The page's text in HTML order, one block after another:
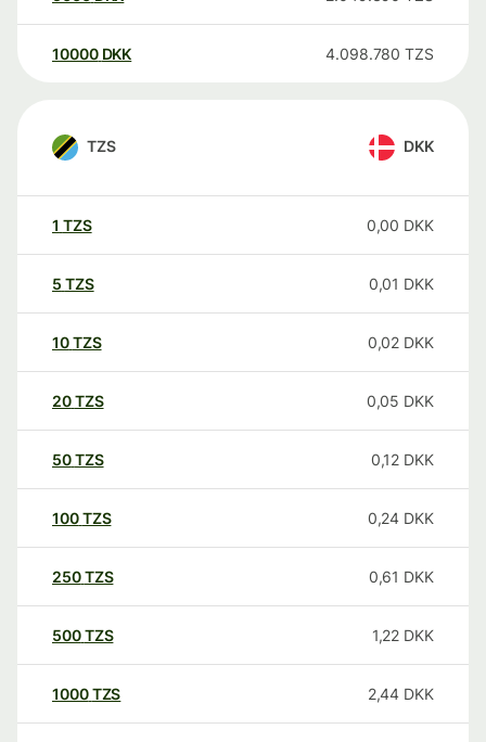
10000 DKK 4.098.780 TZS
TZS DKK
1 TZS 0,00 DKK
5 TZS 0,01 DKK
10TZS 0,02 DKK
20TZS 0,05 DKK
50TZS 0,12 DKK
100TZS 0,24 DKK
250TZS 0,61 DKK
500TZS 1,22 DKK
1000TZS 2,44 DKK